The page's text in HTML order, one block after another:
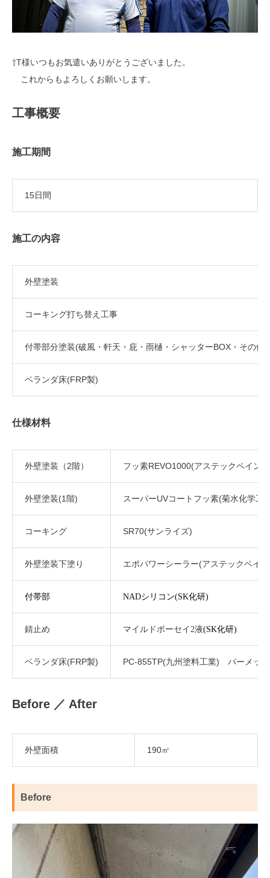
⇧T様いつもお気遣いありがとうございました。
これからもよろしくお願いします。
工事概要
施工期間
15日間
施工の内容
外壁塗装
コーキング打ち替え工事
付帯部分塗装(破風・軒天・庇・雨樋・シャッターBOX・その他)
ベランダ床(FRP製)
仕様材料
外壁塗装（2階） フッ素REVO1000(アステックペイン
外壁塗装(1階) スーパーUVコートフッ素(菊水化学工
コーキング SR70(サンライズ)
外壁塗装下塗り エポパワーシーラー(アステックペイ
付帯部 NADシリコン(SK化研)
錆止め マイルドボーセイ2液(SK化研)
ベランダ床(FRP製) PC-855TP(九州塗料工業) パーメッ
Before ／ After
外壁面積 190㎡
Before